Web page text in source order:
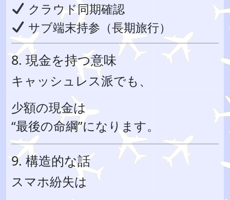
クラウド同期確認
サブ端末持参（長期旅行）
8. 現金を持つ意味
キャッシュレス派でも、
少額の現金は
“最後の命綱”になります。
9. 構造的な話
スマホ紛失は